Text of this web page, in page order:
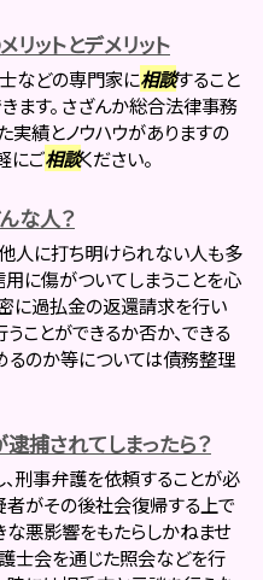
ットとデメリット
などの専門家に相談すること
ます。 さざんか総合法律事務
実績とノウハウがありますの
にご相談ください。
な人？
人に打ち明けられない人も多
用に傷がついてしまうことを心
密に過払金の返還請求を行い
ことができるか否か、できる
のか等については債務整理
捕されてしまったら？
、刑事弁護を依頼することが必
者がその後社会復帰する上で
な悪影響をもたらしかねませ
士会を通じた照会などを行